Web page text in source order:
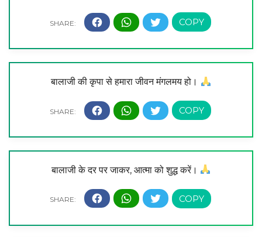
बालाजी की कृपा से हमारा जीवन मंगलमय हो।
बालाजी के दर पर जाकर, आत्मा को शुद्ध करें।